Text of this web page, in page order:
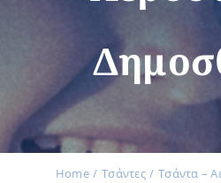
Εκδηλώσεις
Νέα
Home Τσάντες Τσάντα –